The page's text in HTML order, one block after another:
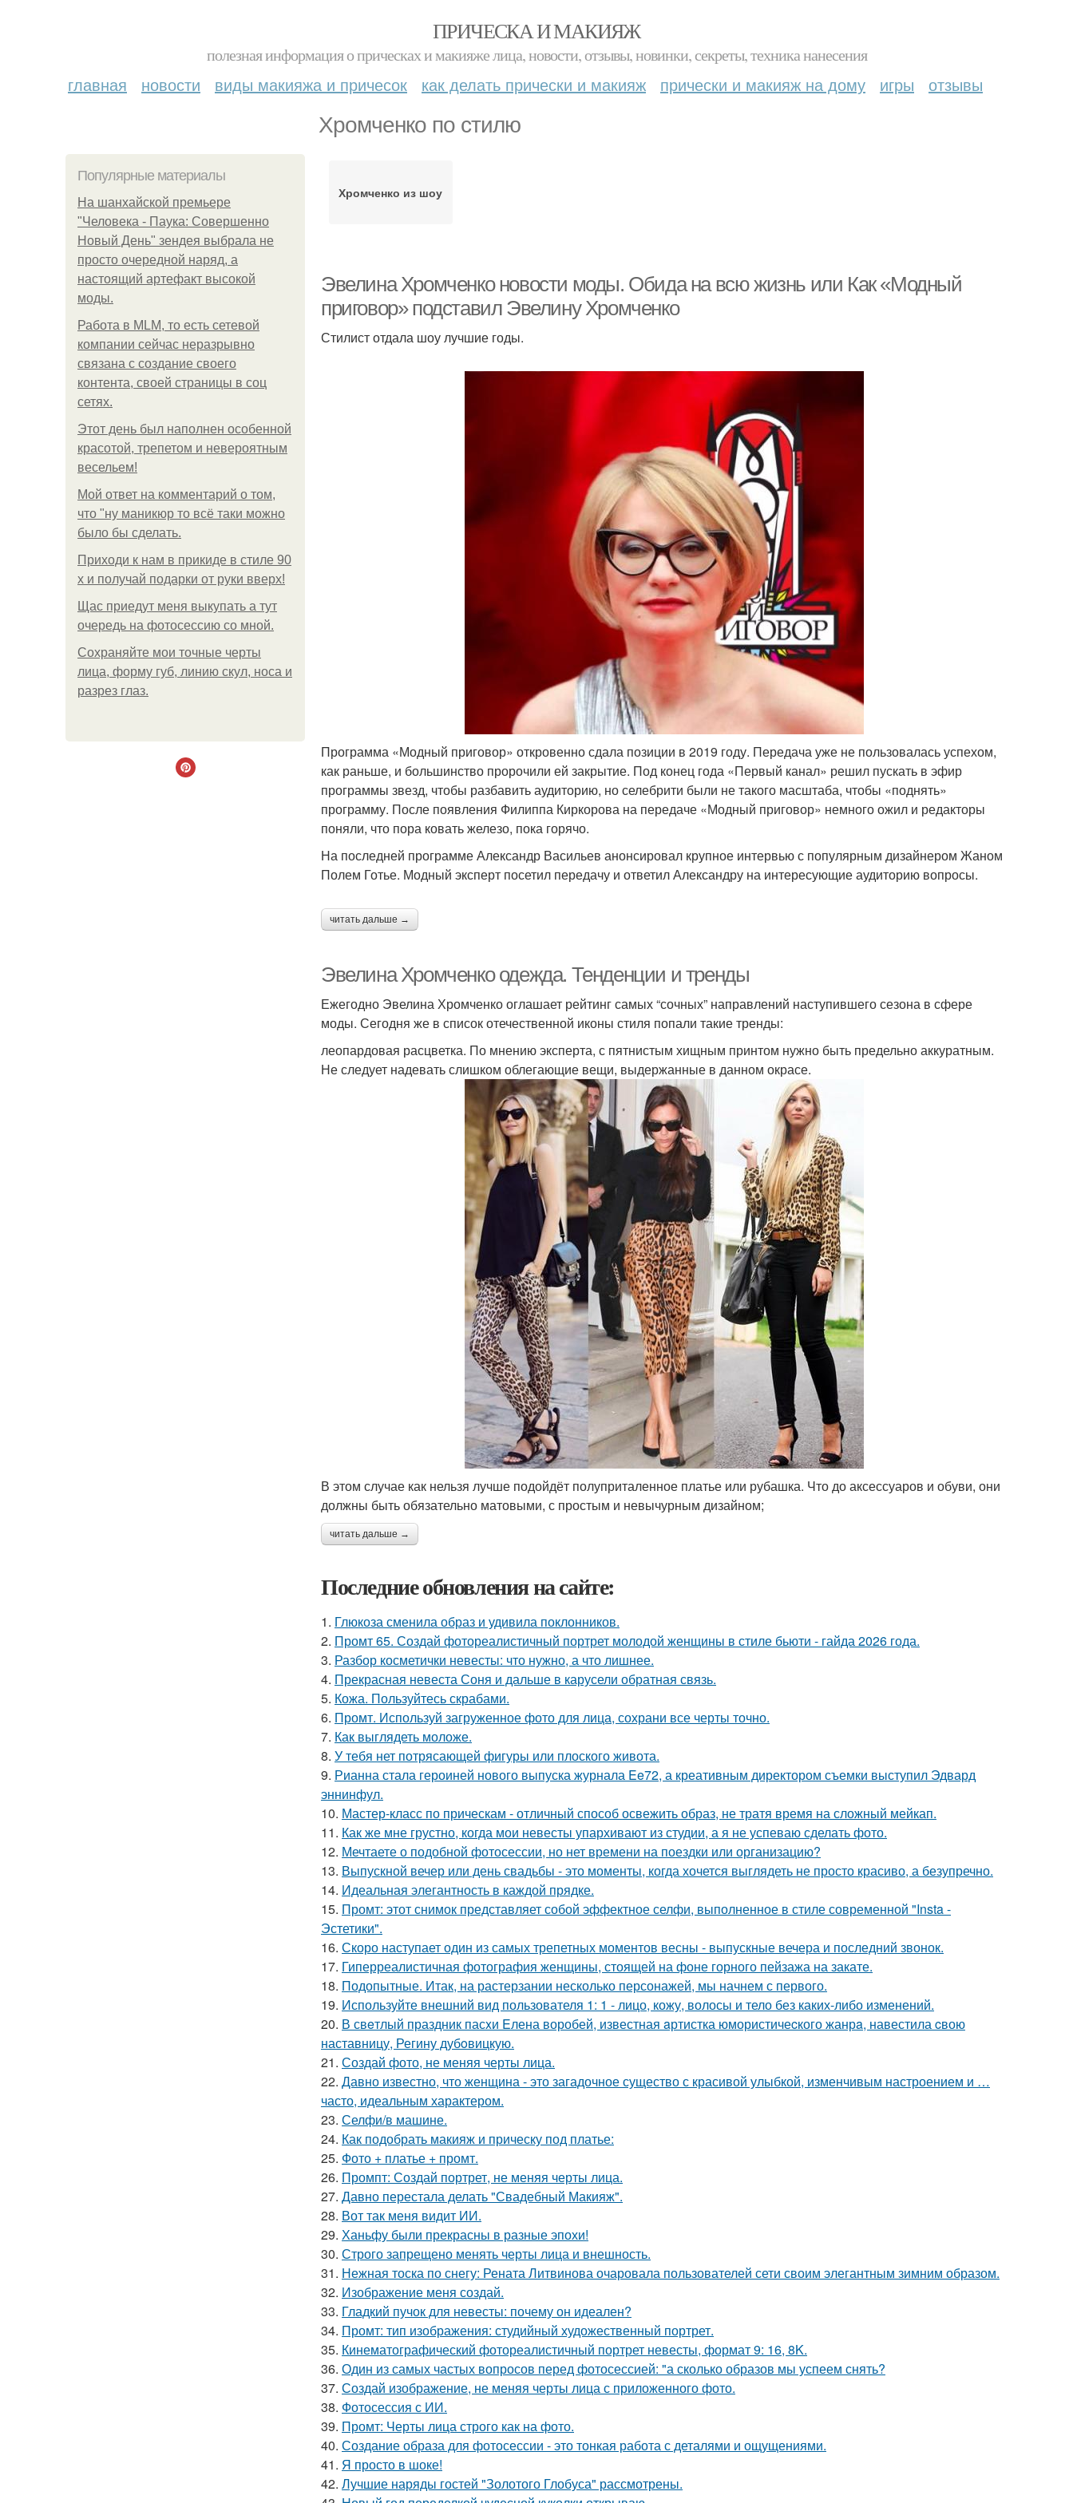
ПРИЧЕСКА И МАКИЯЖ
полезная информация о прическах и макияже лица, новости, отзывы, новинки, секреты, техника нанесения
главная новости виды макияжа и причесок как делать прически и макияж прически и макияж на дому игры отзывы
Хромченко по стилю
Популярные материалы
На шанхайской премьере
"Человека - Паука: Совершенно
Новый День" зендея выбрала не
просто очередной наряд, а
настоящий артефакт высокой
моды.
Работа в MLM, то есть сетевой
компании сейчас неразрывно
связана с создание своего
контента, своей страницы в соц
сетях.
Этот день был наполнен особенной
красотой, трепетом и невероятным
весельем!
Мой ответ на комментарий о том,
что "ну маникюр то всё таки можно
было бы сделать.
Приходи к нам в прикиде в стиле 90
х и получай подарки от руки вверх!
Щас приедут меня выкупать а тут
очередь на фотосессию со мной.
Сохраняйте мои точные черты
лица, форму губ, линию скул, носа и
разрез глаз.
Хромченко из шоу
Эвелина Хромченко новости моды. Обида на всю жизнь или Как «Модный
приговор» подставил Эвелину Хромченко
Стилист отдала шоу лучшие годы.
Программа «Модный приговор» откровенно сдала позиции в 2019 году. Передача уже не пользовалась успехом,
как раньше, и большинство пророчили ей закрытие. Под конец года «Первый канал» решил пускать в эфир
программы звезд, чтобы разбавить аудиторию, но селебрити были не такого масштаба, чтобы «поднять»
программу. После появления Филиппа Киркорова на передаче «Модный приговор» немного ожил и редакторы
поняли, что пора ковать железо, пока горячо.
На последней программе Александр Васильев анонсировал крупное интервью с популярным дизайнером Жаном
Полем Готье. Модный эксперт посетил передачу и ответил Александру на интересующие аудиторию вопросы.
читать дальше →
Эвелина Хромченко одежда. Тенденции и тренды
Ежегодно Эвелина Хромченко оглашает рейтинг самых “сочных” направлений наступившего сезона в сфере
моды. Сегодня же в список отечественной иконы стиля попали такие тренды:
леопардовая расцветка. По мнению эксперта, с пятнистым хищным принтом нужно быть предельно аккуратным.
Не следует надевать слишком облегающие вещи, выдержанные в данном окрасе.
В этом случае как нельзя лучше подойдёт полуприталенное платье или рубашка. Что до аксессуаров и обуви, они
должны быть обязательно матовыми, с простым и невычурным дизайном;
читать дальше →
Последние обновления на сайте:
1. Глюкоза сменила образ и удивила поклонников.
2. Промт 65. Создай фотореалистичный портрет молодой женщины в стиле бьюти - гайда 2026 года.
3. Разбор косметички невесты: что нужно, а что лишнее.
4. Прекрасная невеста Соня и дальше в карусели обратная связь.
5. Кожа. Пользуйтесь скрабами.
6. Промт. Используй загруженное фото для лица, сохрани все черты точно.
7. Как выглядеть моложе.
8. У тебя нет потрясающей фигуры или плоского живота.
9. Рианна стала героиней нового выпуска журнала Ee72, а креативным директором съемки выступил Эдвард
эннинфул.
10. Мастер-класс по прическам - отличный способ освежить образ, не тратя время на сложный мейкап.
11. Как же мне грустно, когда мои невесты упархивают из студии, а я не успеваю сделать фото.
12. Мечтаете о подобной фотосессии, но нет времени на поездки или организацию?
13. Выпускной вечер или день свадьбы - это моменты, когда хочется выглядеть не просто красиво, а безупречно.
14. Идеальная элегантность в каждой прядке.
15. Промт: этот снимок представляет собой эффектное селфи, выполненное в стиле современной "Insta -
Эстетики".
16. Скоро наступает один из самых трепетных моментов весны - выпускные вечера и последний звонок.
17. Гиперреалистичная фотография женщины, стоящей на фоне горного пейзажа на закате.
18. Подопытные. Итак, на растерзании несколько персонажей, мы начнем с первого.
19. Используйте внешний вид пользователя 1: 1 - лицо, кожу, волосы и тело без каких-либо изменений.
20. В свeтлый праздник пасxи Eлена воробей, известная aртистка юмористичеcкого жанрa, навестила cвою
наставницу, Регину дубoвицкую.
21. Создай фото, не меняя черты лица.
22. Давно известно, что женщина - это загадочное существо с красивой улыбкой, изменчивым настроением и …
часто, идеальным характером.
23. Селфи/в машине.
24. Как подобрать макияж и прическу под платье:
25. Фото + платье + промт.
26. Промпт: Создай портрет, не меняя черты лица.
27. Давно перестала делать "Свадебный Макияж".
28. Вот так меня видит ИИ.
29. Ханьфу были прекрасны в разные эпохи!
30. Строго запрещено менять черты лица и внешность.
31. Нежная тоска по снегу: Рената Литвинова очаровала пользователей сети своим элегантным зимним образом.
32. Изображение меня создай.
33. Гладкий пучок для невесты: почему он идеален?
34. Промт: тип изображения: студийный художественный портрет.
35. Кинематографический фотореалистичный портрет невесты, формат 9: 16, 8K.
36. Один из самых частых вопросов перед фотосессией: "а сколько образов мы успеем снять?
37. Создай изображение, не меняя черты лица с приложенного фото.
38. Фотосессия с ИИ.
39. Промт: Черты лица строго как на фото.
40. Создание образа для фотосессии - это тонкая работа с деталями и ощущениями.
41. Я просто в шоке!
42. Лучшие наряды гостей "Золотого Глобуса" рассмотрены.